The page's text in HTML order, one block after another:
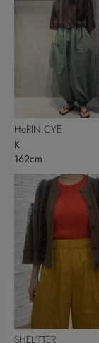
HeRIN.CYE
K
162cm
SHEL’TTER